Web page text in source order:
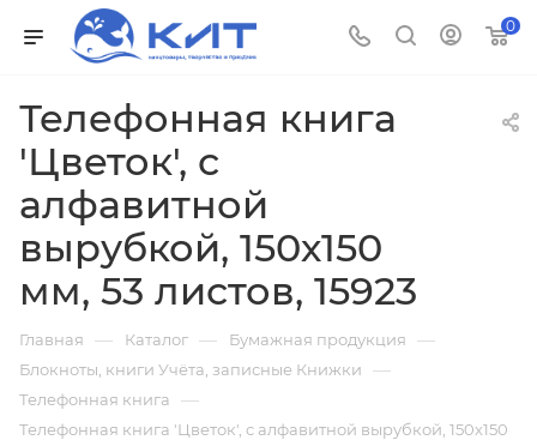
0
Телефонная книга
'Цветок', с
алфавитной
вырубкой, 150х150
мм, 53 листов, 15923
Главная — Каталог — Бумажная продукция —
Блокноты, книги Учёта, записные Книжки —
Телефонная книга —
Телефонная книга 'Цветок', с алфавитной вырубкой, 150х150